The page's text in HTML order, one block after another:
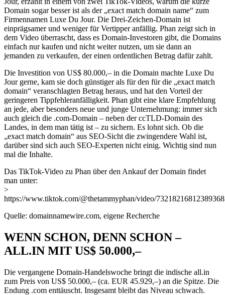
Domain sogar besser ist als der „exact match domain name“ zum
Firmennamen Luxe Du Jour. Die Drei-Zeichen-Domain ist
einprägsamer und weniger für Vertipper anfällig. Phan zeigt sich in
dem Video überrascht, dass es Domain-Investoren gibt, die Domains
einfach nur kaufen und nicht weiter nutzen, um sie dann an
jemanden zu verkaufen, der einen ordentlichen Betrag dafür zahlt.
Die Investition von US$ 80.000,– in die Domain machte Luxe Du
Jour gerne, kam sie doch günstiger als für den für die „exact match
domain“ veranschlagten Betrag heraus, und hat den Vorteil der
geringeren Tippfehleranfälligkeit. Phan gibt eine klare Empfehlung
an jede, aber besonders neue und junge Unternehmung: immer sich
auch gleich die .com-Domain – neben der ccTLD-Domain des
Landes, in dem man tätig ist – zu sichern. Es lohnt sich. Ob die
„exact match domain“ aus SEO-Sicht die zwingendere Wahl ist,
darüber sind sich auch SEO-Experten nicht einig. Wichtig sind nun
mal die Inhalte.
Das TikTok-Video zu Phan über den Ankauf der Domain findet
man unter:
>
https://www.tiktok.com/@thetammyphan/video/
Quelle: domainnamewire.com, eigene Recherche
WENN SCHON, DENN SCHON –
ALL.IN MIT US$ 50.000,–
Die vergangene Domain-Handelswoche bringt die indische all.in
zum Preis von US$ 50.000,– (ca. EUR 45.929,–) an die Spitze. Die
Endung .com enttäuscht. Insgesamt bleibt das Niveau schwach.